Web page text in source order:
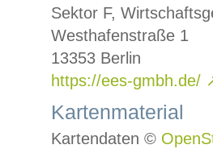
Sektor F,
Westhafenstraße 1
13353 Berlin
https://ees-gmbh.de/
Kartenmaterial
Kartendaten ©